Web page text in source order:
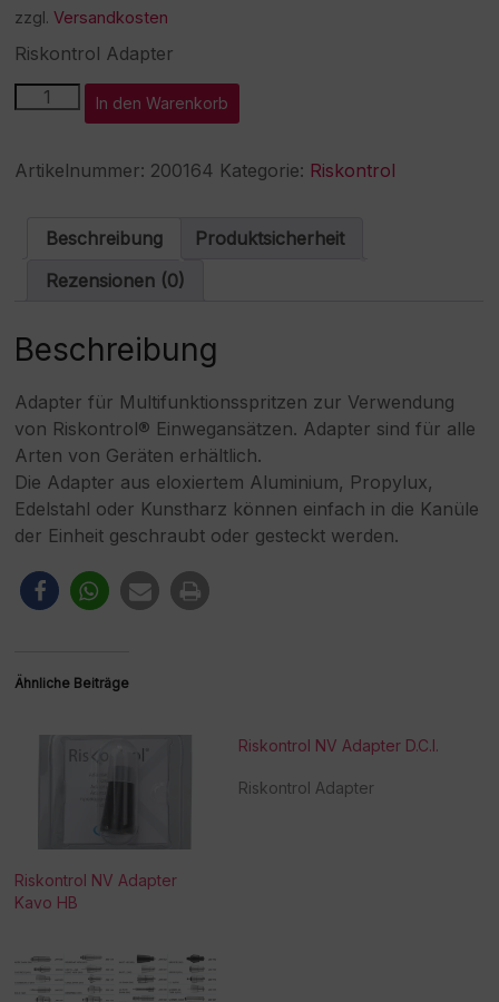
zzgl.Versandkosten
Riskontrol Adapter
Riskontrol
NV
Dentalez
Menge
In den Warenkorb
l
e
r
a
t
Artikelnummer: 200164 Kategorie: Riskontrol
Beschreibung
Produktsicherheit
Rezensionen (0)
Beschreibung
Adapter für Multifunktionsspritzen zur Verwendung
von Riskontrol® Einwegansätzen. Adapter sind für alle
Arten von Geräten erhältlich.
Die Adapter aus eloxiertem Aluminium, Propylux,
Edelstahl oder Kunstharz können einfach in die Kanüle
der Einheit geschraubt oder gesteckt werden.
Ähnliche Beiträge
Riskontrol NV Adapter
Kavo HB
Riskontrol NV Adapter D.C.I.
Riskontrol Adapter